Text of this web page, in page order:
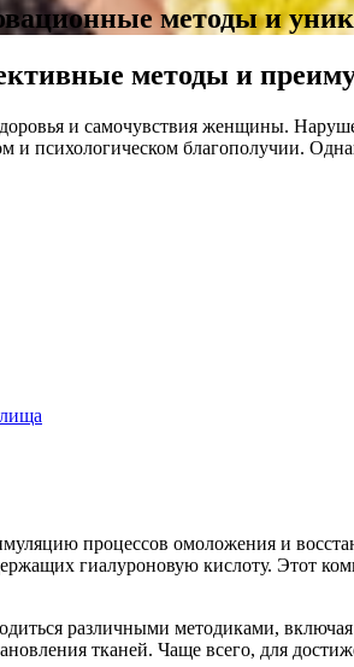
методы и
методы и
и самочувствия женщины.
и психологическом благополучии.
процессов омоложения и
гиалуроновую кислоту. Этот
различными методиками,
тканей. Чаще всего, для